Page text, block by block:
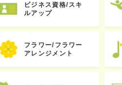
ビジネス資格/スキ
ルアップ
フラワー/フラワー
アレンジメント